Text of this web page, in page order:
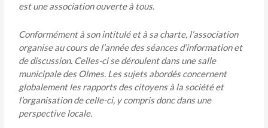
est une association ouverte à tous.
Conformément à son intitulé et à sa charte, l’association
organise au cours de l’année des séances d’information et
de discussion. Celles-ci se déroulent dans une salle
municipale des Olmes. Les sujets abordés concernent
globalement les rapports des citoyens à la société et
l’organisation de celle-ci, y compris donc dans une
perspective locale.